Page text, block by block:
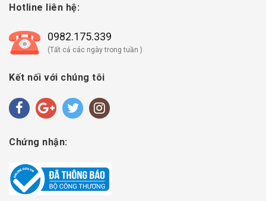
Hotline liên hệ:
0982.175.339
(Tất cả các ngày trong tuần )
Kết nối với chúng tôi
Chứng nhận: